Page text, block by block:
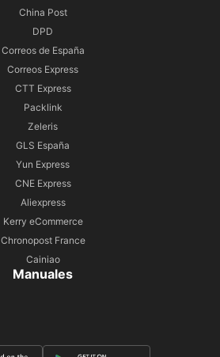
China Post
DPD
Correos de España
Correos Express
CTT Express
Packlink
Zeleris
GLS España
Yun Express
CNE Express
Aliexpress
Kerry eCommerce
Chronopost France
Cainiao
Manuales